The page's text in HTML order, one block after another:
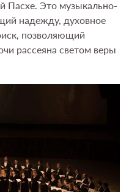
Пасхе. Это музыкально-
надежду, духовное
позволяющий
рассеяна светом веры